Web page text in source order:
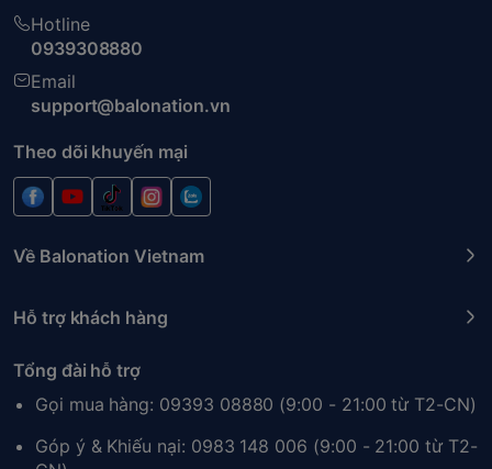
Hotline
0939308880
Email
support@balonation.vn
Theo dõi khuyến mại
Về Balonation Vietnam
Hỗ trợ khách hàng
Tổng đài hỗ trợ
Gọi mua hàng: 09393 08880 (9:00 - 21:00 từ T2-CN)
Góp ý & Khiếu nại: 0983 148 006 (9:00 - 21:00 từ T2-